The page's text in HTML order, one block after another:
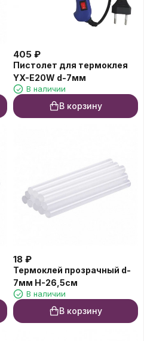
405 ₽
Пистолет для термоклея
YX-E20W d-7мм
В наличии
В корзину
18 ₽
Термоклей прозрачный d-
7мм Н-26,5см
В наличии
В корзину